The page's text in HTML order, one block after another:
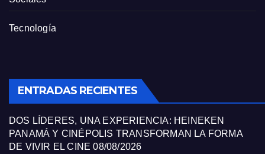
Tecnología
ENTRADAS RECIENTES
DOS LÍDERES, UNA EXPERIENCIA: HEINEKEN
PANAMÁ Y CINÉPOLIS TRANSFORMAN LA FORMA
DE VIVIR EL CINE 08/08/2026